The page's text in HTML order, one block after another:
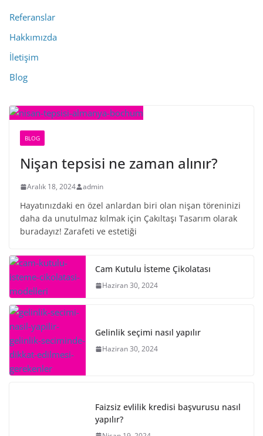
Referanslar
Hakkımızda
İletişim
Blog
BLOG
Nişan tepsisi ne zaman alınır?
Aralık 18, 2024 admin
Hayatınızdaki en özel anlardan biri olan nişan töreninizi
daha da unutulmaz kılmak için Çakıltaşı Tasarım olarak
buradayız! Zarafeti ve estetiği
Cam Kutulu İsteme Çikolatası
Haziran 30, 2024
Gelinlik seçimi nasıl yapılır
Haziran 30, 2024
Faizsiz evlilik kredisi başvurusu nasıl
yapılır?